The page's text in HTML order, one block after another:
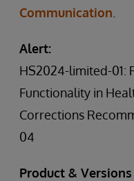
Communication
Alert:
HS2024-limited-01:
Functionality in
Corrections
04
Product &